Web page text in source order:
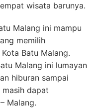
wisata barunya.
Malang ini mampu
memilih
Batu Malang.
Malang ini lumayan
hiburan sampai
masih dapat
Malang.